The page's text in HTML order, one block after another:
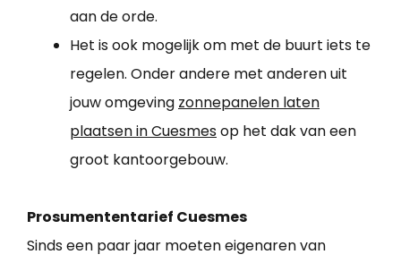
aan de orde.
Het is ook mogelijk om met de buurt iets te
regelen. Onder andere met anderen uit
jouw omgeving zonnepanelen laten
plaatsen in Cuesmesop het dak van een
groot kantoorgebouw.
Prosumententarief Cuesmes
Sinds een paar jaar moeten eigenaren van